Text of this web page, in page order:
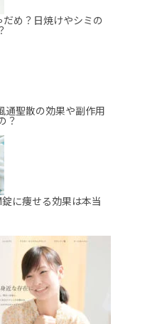
め？日焼けやシミの
通聖散の効果や副作用
？
錠に痩せる効果は本当